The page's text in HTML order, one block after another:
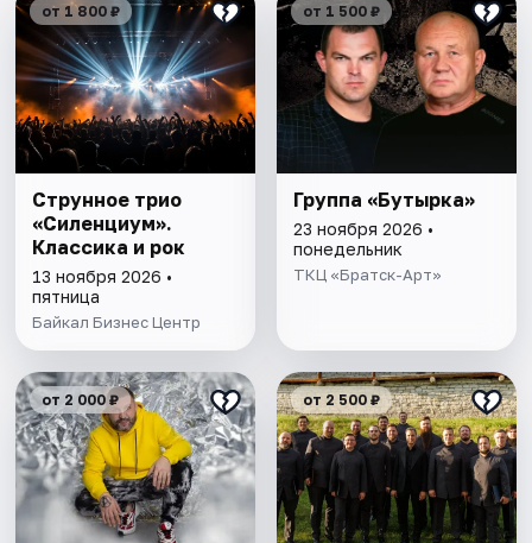
от 1 800 ₽
Струнное трио
«Силенциум».
Классика и рок
13 ноября 2026 •
пятница
Байкал Бизнес Центр
от 1 500 ₽
Группа «Бутырка»
23 ноября 2026 •
понедельник
ТКЦ «Братск-Арт»
от 2 000 ₽ от 2 500 ₽